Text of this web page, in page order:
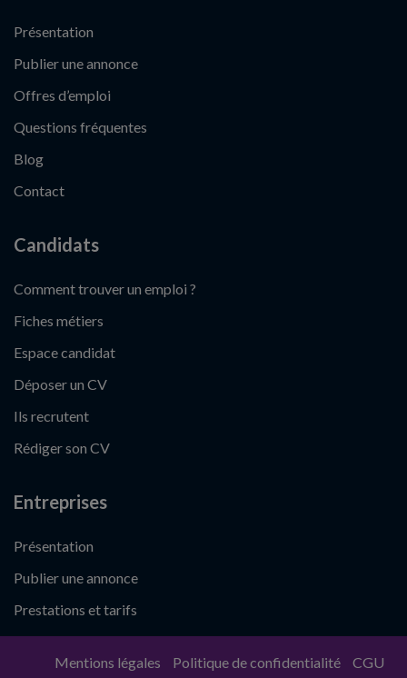
Présentation
Publier une annonce
Offres d’emploi
Questions fréquentes
Blog
Contact
Candidats
Comment trouver un emploi ?
Fiches métiers
Espace candidat
Déposer un CV
Ils recrutent
Rédiger son CV
Entreprises
Présentation
Publier une annonce
Prestations et tarifs
Mentions légales Politique de confidentialité CGU